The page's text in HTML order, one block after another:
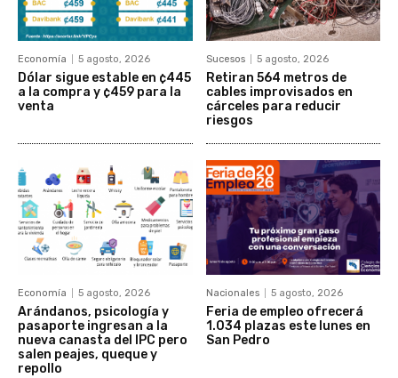
Economía 5 agosto, 2026
Dólar sigue estable en ¢445
a la compra y ¢459 para la
venta
Sucesos 5 agosto, 2026
Retiran 564 metros de
cables improvisados en
cárceles para reducir
riesgos
Economía 5 agosto, 2026
Arándanos, psicología y
pasaporte ingresan a la
nueva canasta del IPC pero
salen peajes, queque y
repollo
Nacionales 5 agosto, 2026
Feria de empleo ofrecerá
1.034 plazas este lunes en
San Pedro